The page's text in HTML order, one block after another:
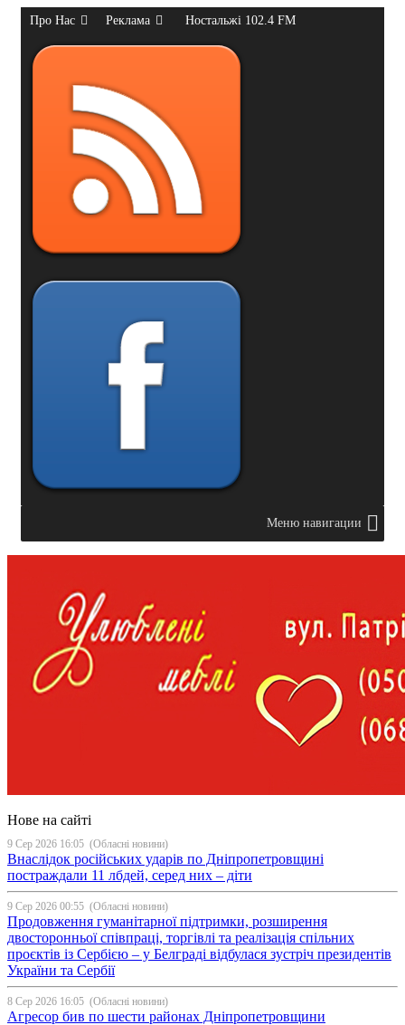
Про Нас Реклама Ностальжі 102.4 FM
Меню навигации
Нове на сайті
9 Сер 2026 16:05 (Обласні новини)
Внаслідок російських ударів по Дніпропетровщині
постраждали 11 лбдей, серед них – діти
9 Сер 2026 00:55 (Обласні новини)
Продовження гуманітарної підтримки, розширення
двосторонньої співпраці, торгівлі та реалізація спільних
проєктів із Сербією – у Белграді відбулася зустріч президентів
України та Сербії
8 Сер 2026 16:05 (Обласні новини)
Агресор бив по шести районах Дніпропетровщини